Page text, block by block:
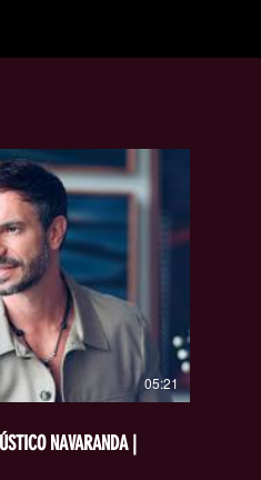
05:21
NAVARANDA |